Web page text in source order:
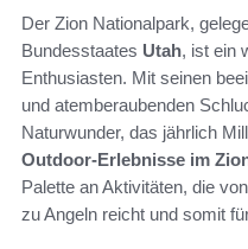
Der Zion Nationalpark,
Bundesstaates Utah, ist ein
Enthusiasten. Mit seinen
und atemberaubenden
Naturwunder, das jährlich
Outdoor-Erlebnisse im
Palette an Aktivitäten, die
zu Angeln reicht und somit